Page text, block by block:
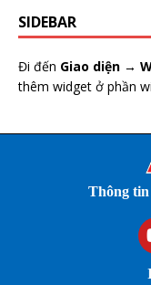
SIDEBAR
Đi đến Giao diện →
thêm widget ở phần
Thông tin